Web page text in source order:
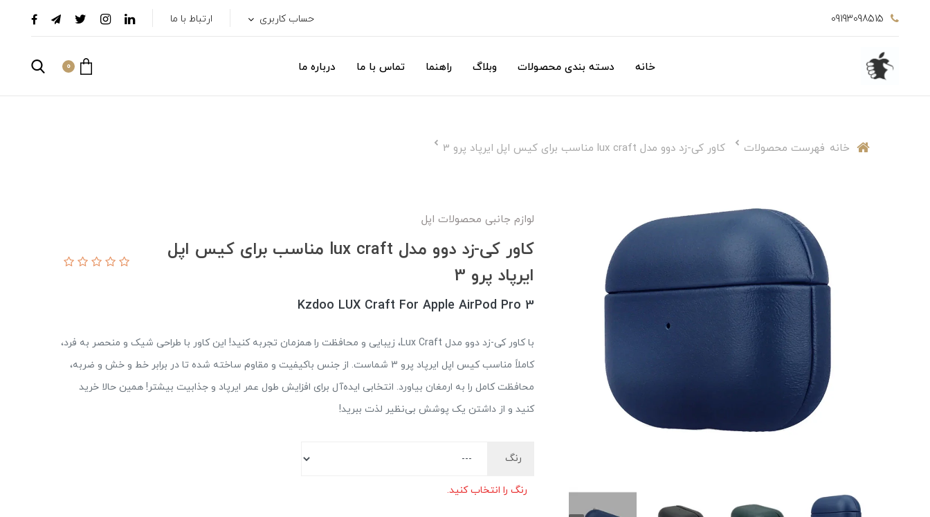
09193098515 حساب کاربری ارتباط با ما
خانه دسته بندی محصولات وبلاگ راهنما تماس با ما درباره ما 0
خانه فهرست محصولات کاور کی-زد دوو مدل lux craft مناسب برای کیس اپل ایرپاد پرو 3
لوازم جانبی محصولات اپل
کاور کی-زد دوو مدل lux craft مناسب برای کیس اپل
ایرپاد پرو 3
Kzdoo LUX Craft For Apple AirPod Pro 3
با کاور کی-زد دوو مدل Lux Craft، زیبایی و محافظت را همزمان تجربه کنید! این کاور با طراحی شیک و منحصر به فرد،
کاملاً مناسب کیس اپل ایرپاد پرو 3 شماست. از جنس باکیفیت و مقاوم ساخته شده تا در برابر خط و خش و ضربه،
محافظت کامل را به ارمغان بیاورد. انتخابی ایده‌آل برای افزایش طول عمر ایرپاد و جذابیت بیشتر! همین حالا خرید
کنید و از داشتن یک پوشش بی‌نظیر لذت ببرید!
رنگ
رنگ را انتخاب کنید.